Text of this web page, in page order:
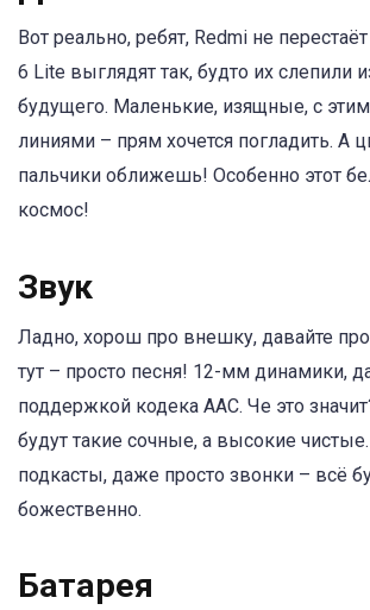
Вот реально, ребят, Redmi не
6 Lite выглядят так, будто их слепили
будущего. Маленькие, изящные, с
линиями – прям хочется погладить. А
пальчики оближешь! Особенно этот
космос!
Звук
Ладно, хорош про внешку, давайте
тут – просто песня! 12-мм динамики,
поддержкой кодека AAC. Че это
будут такие сочные, а высокие
подкасты, даже просто звонки – всё
божественно.
Батарея